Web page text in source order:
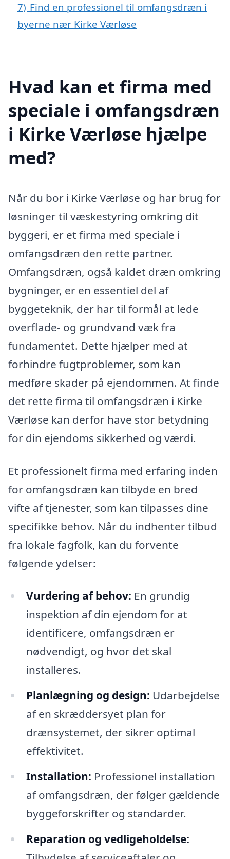
7) Find en professionel til omfangsdræn i
byerne nær Kirke Værløse
Hvad kan et firma med
speciale i omfangsdræn
i Kirke Værløse hjælpe
med?
Når du bor i Kirke Værløse og har brug for
løsninger til væskestyring omkring dit
byggeri, er et firma med speciale i
omfangsdræn den rette partner.
Omfangsdræn, også kaldet dræn omkring
bygninger, er en essentiel del af
byggeteknik, der har til formål at lede
overflade- og grundvand væk fra
fundamentet. Dette hjælper med at
forhindre fugtproblemer, som kan
medføre skader på ejendommen. At finde
det rette firma til omfangsdræn i Kirke
Værløse kan derfor have stor betydning
for din ejendoms sikkerhed og værdi.
Et professionelt firma med erfaring inden
for omfangsdræn kan tilbyde en bred
vifte af tjenester, som kan tilpasses dine
specifikke behov. Når du indhenter tilbud
fra lokale fagfolk, kan du forvente
følgende ydelser:
Vurdering af behov: En grundig
inspektion af din ejendom for at
identificere, omfangsdræn er
nødvendigt, og hvor det skal
installeres.
Planlægning og design: Udarbejdelse
af en skræddersyet plan for
drænsystemet, der sikrer optimal
effektivitet.
Installation: Professionel installation
af omfangsdræn, der følger gældende
byggeforskrifter og standarder.
Reparation og vedligeholdelse: